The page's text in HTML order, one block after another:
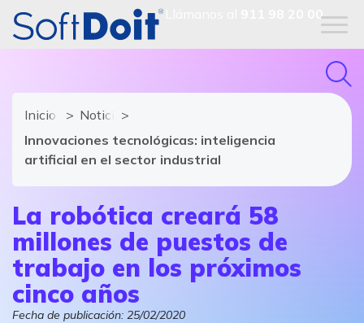
911 98 20 00
Inicio
Noticias de software y TIC
Innovaciones tecnológicas: inteligencia
artificial en el sector industrial
La robótica creará 58
millones de puestos de
trabajo en los próximos
cinco años
Fecha de publicación: 25/02/2020